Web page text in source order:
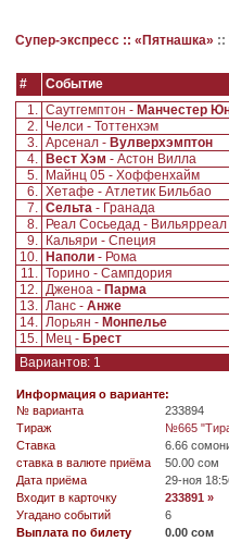
Супер-экспресс :: «Пятнашка» ::
# Событие
1. Саутгемптон - Манчестер
2. Челси - Тоттенхэм
3. Арсенал - Вулверхэмптон
4.
Вест Хэм - Астон Вилла
5.
Майнц 05 - Хоффенхайм
6. Хетафе - Атлетик Бильбао
7. Сельта - Гранада
8.
Реал Сосьедад - Вильярреал
9.
Кальяри - Специя
10.
Наполи - Рома
11. Торино - Сампдория
12. Дженоа - Парма
13. Ланс - Анже
14. Лорьян - Монпелье
15.
Мец - Брест
Вариантов: 1
Информация о варианте:
№ варианта
233894
Tираж
№665
Ставка
6.66
ставка в валюте приёма
50.00 сом
Дата приёма
29-ноя
Входит в карточку
233891 »
Угадано событий
6
Выплата по билету
0.00 сом